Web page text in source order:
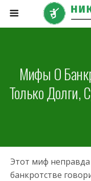
Мифы О
Только Долги,
Этот миф
банкротстве